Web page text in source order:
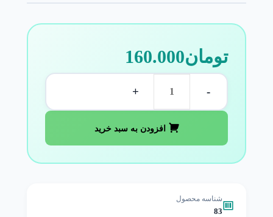
تومان160.000
-
+
افزودن به سبد خرید
شناسه محصول
83